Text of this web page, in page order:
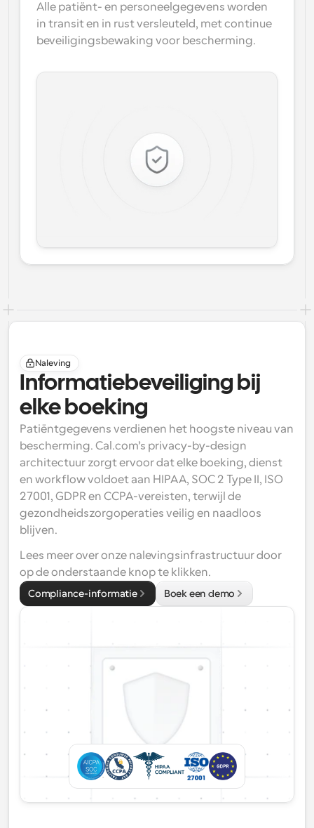
Alle patiënt- en personeelgegevens worden
in transit en in rust versleuteld, met continue
beveiligingsbewaking voor bescherming.
Naleving
Informatiebeveiliging bij
elke boeking
Patiëntgegevens verdienen het hoogste niveau van
bescherming. Cal.com’s privacy-by-design
architectuur zorgt ervoor dat elke boeking, dienst
en workflow voldoet aan HIPAA, SOC 2 Type II, ISO
27001, GDPR en CCPA-vereisten, terwijl de
gezondheidszorgoperaties veilig en naadloos
blijven.
Lees meer over onze nalevingsinfrastructuur door
op de onderstaande knop te klikken.
Compliance-informatie Boek een demo